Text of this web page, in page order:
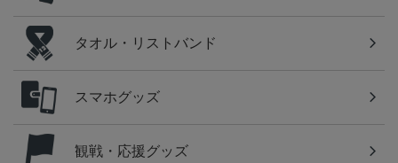
タオル・リストバンド
スマホグッズ
観戦・応援グッズ